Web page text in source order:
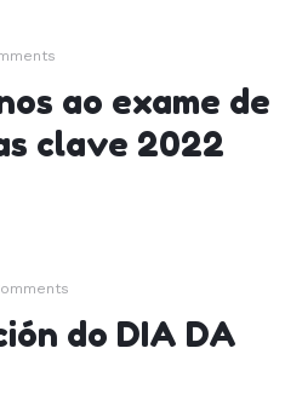
ao exame de
clave 2022
do DIA DA